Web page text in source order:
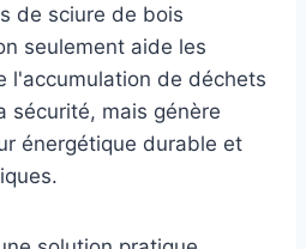
de sciure de bois
seulement aide les
l'accumulation de déchets
sécurité, mais génère
énergétique durable et